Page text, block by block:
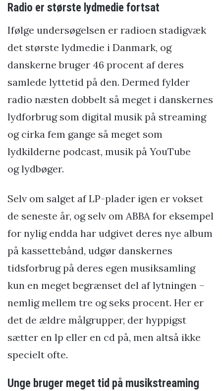
Radio er største lydmedie fortsat
Ifølge undersøgelsen er radioen stadigvæk
det største lydmedie i Danmark, og
danskerne bruger 46 procent af deres
samlede lyttetid på den. Dermed fylder
radio næsten dobbelt så meget i danskernes
lydforbrug som digital musik på streaming
og cirka fem gange så meget som
lydkilderne podcast, musik på YouTube
og lydbøger.
Selv om salget af LP-plader igen er vokset
de seneste år, og selv om ABBA for eksempel
for nylig endda har udgivet deres nye album
på kassettebånd, udgør danskernes
tidsforbrug på deres egen musiksamling
kun en meget begrænset del af lytningen –
nemlig mellem tre og seks procent. Her er
det de ældre målgrupper, der hyppigst
sætter en lp eller en cd på, men altså ikke
specielt ofte.
Unge bruger meget tid på musikstreaming